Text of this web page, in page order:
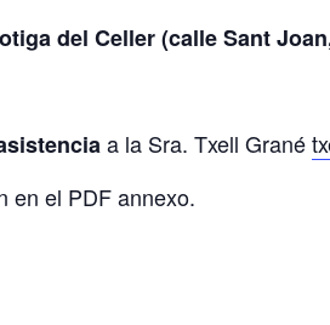
del Celler (calle Sant
a la Sra. Txell Grané
en el PDF annexo.